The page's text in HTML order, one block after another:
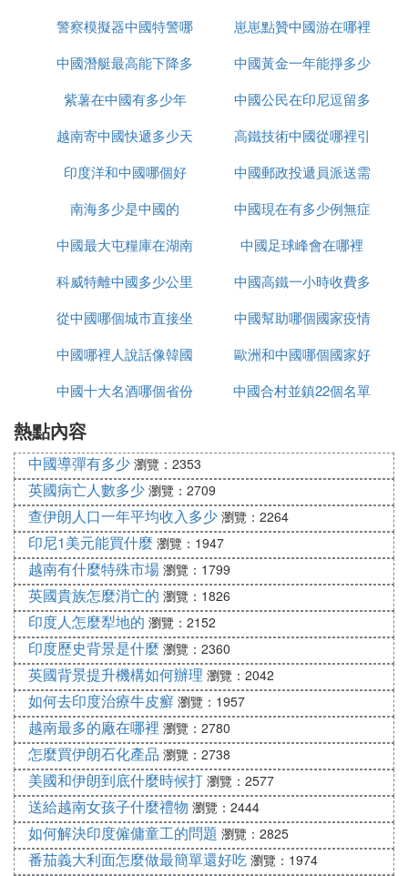
警察模擬器中國特警哪
裡下載
崽崽點贊中國游在哪裡
中國潛艇最高能下降多
少米
中國黃金一年能掙多少
錢
紫薯在中國有多少年
中國公民在印尼逗留多
久
越南寄中國快遞多少天
高鐵技術中國從哪裡引
進
印度洋和中國哪個好
中國郵政投遞員派送需
要多久
南海多少是中國的
中國現在有多少例無症
狀感染者
中國最大屯糧庫在湖南
哪裡
中國足球峰會在哪裡
科威特離中國多少公里
中國高鐵一小時收費多
少
從中國哪個城市直接坐
大巴去越南
中國幫助哪個國家疫情
中國哪裡人說話像韓國
話
歐洲和中國哪個國家好
玩
中國十大名酒哪個省份
中國合村並鎮22個名單
熱點內容
中國導彈有多少 瀏覽：2353
英國病亡人數多少 瀏覽：2709
查伊朗人口一年平均收入多少 瀏覽：2264
印尼1美元能買什麼 瀏覽：1947
越南有什麼特殊市場 瀏覽：1799
英國貴族怎麼消亡的 瀏覽：1826
印度人怎麼犁地的 瀏覽：2152
印度歷史背景是什麼 瀏覽：2360
英國背景提升機構如何辦理 瀏覽：2042
如何去印度治療牛皮癬 瀏覽：1957
越南最多的廠在哪裡 瀏覽：2780
怎麼買伊朗石化產品 瀏覽：2738
美國和伊朗到底什麼時候打 瀏覽：2577
送給越南女孩子什麼禮物 瀏覽：2444
如何解決印度僱傭童工的問題 瀏覽：2825
番茄義大利面怎麼做最簡單還好吃 瀏覽：1974